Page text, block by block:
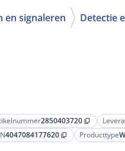
en signaleren Detectie
2850403720 content_copy
4047084177620 content_copy Producttype